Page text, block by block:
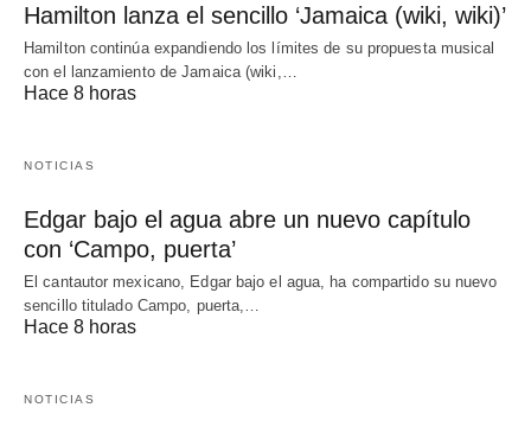
Hamilton lanza el sencillo ‘Jamaica (wiki, wiki)’
Hamilton continúa expandiendo los límites de su propuesta musical
con el lanzamiento de Jamaica (wiki,…
Hace 8 horas
NOTICIAS
Edgar bajo el agua abre un nuevo capítulo
con ‘Campo, puerta’
El cantautor mexicano, Edgar bajo el agua, ha compartido su nuevo
sencillo titulado Campo, puerta,…
Hace 8 horas
NOTICIAS